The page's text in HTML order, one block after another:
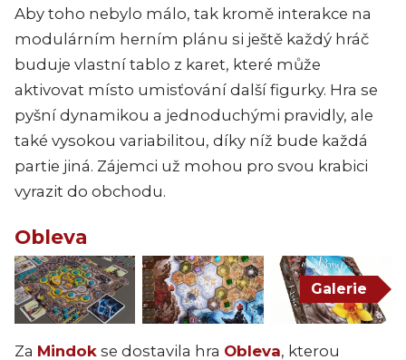
Aby toho nebylo málo, tak kromě interakce na
modulárním herním plánu si ještě každý hráč
buduje vlastní tablo z karet, které může
aktivovat místo umisťování další figurky. Hra se
pyšní dynamikou a jednoduchými pravidly, ale
také vysokou variabilitou, díky níž bude každá
partie jiná. Zájemci už mohou pro svou krabici
vyrazit do obchodu.
Obleva
Galerie
Za Mindok se dostavila hra Obleva, kterou